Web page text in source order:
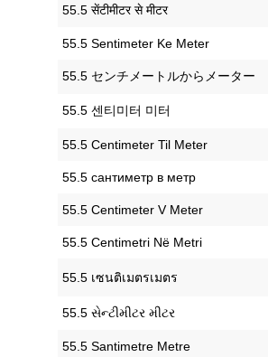
‎55.5 सेंटीमीटर से मीटर
‎55.5 Sentimeter Ke Meter
‎55.5 センチメートルからメーター
‎55.5 센티미터 미터
‎55.5 Centimeter Til Meter
‎55.5 сантиметр в метр
‎55.5 Centimeter V Meter
‎55.5 Centimetri Në Metri
‎55.5 เซนติเมตรเมตร
‎55.5 સેન્ટીમીટર મીટર
‎55.5 Santimetre Metre